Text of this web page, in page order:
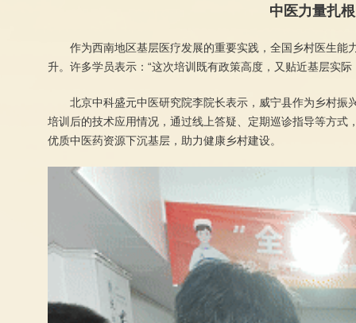
中医力量扎
作为西南地区基层医疗发展的重要实践，全国乡村医生
升。许多学员表示：“这次培训既有政策高度，又贴近基层实
北京中科盛元中医研究院李院长表示，威宁县作为乡村
培训后的技术应用情况，通过线上答疑、定期巡诊指导等方
优质中医药资源下沉基层，助力健康乡村建设。